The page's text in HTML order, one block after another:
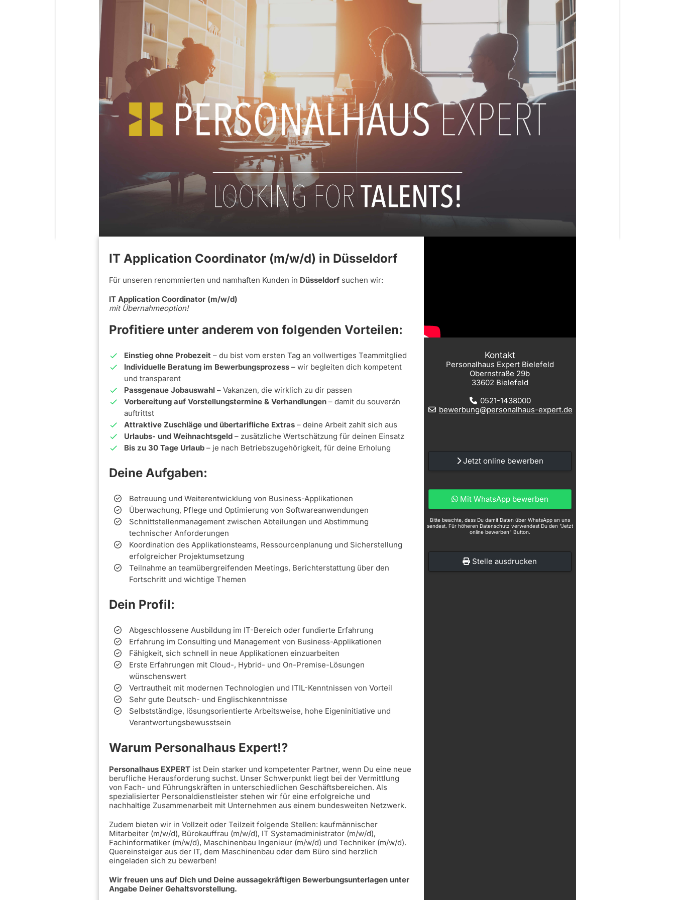
IT Application Coordinator (m/w/d) in Düsseldorf
Für unseren renommierten und namhaften Kunden in Düsseldorf suchen wir:
IT Application Coordinator (m/w/d)
mit Übernahmeoption!
Profitiere unter anderem von folgenden Vorteilen:
Einstieg ohne Probezeit – du bist vom ersten Tag an vollwertiges Teammitglied
Individuelle Beratung im Bewerbungsprozess – wir begleiten dich kompetent
und transparent
Passgenaue Jobauswahl – Vakanzen, die wirklich zu dir passen
Vorbereitung auf Vorstellungstermine & Verhandlungen – damit du souverän
auftrittst
Attraktive Zuschläge und übertarifliche Extras – deine Arbeit zahlt sich aus
Urlaubs- und Weihnachtsgeld – zusätzliche Wertschätzung für deinen Einsatz
Bis zu 30 Tage Urlaub – je nach Betriebszugehörigkeit, für deine Erholung
Deine Aufgaben:
Betreuung und Weiterentwicklung von Business-Applikationen
Überwachung, Pflege und Optimierung von Softwareanwendungen
Schnittstellenmanagement zwischen Abteilungen und Abstimmung
technischer Anforderungen
Koordination des Applikationsteams, Ressourcenplanung und Sicherstellung
erfolgreicher Projektumsetzung
Teilnahme an teamübergreifenden Meetings, Berichterstattung über den
Fortschritt und wichtige Themen
Dein Profil:
Abgeschlossene Ausbildung im IT-Bereich oder fundierte Erfahrung
Erfahrung im Consulting und Management von Business-Applikationen
Fähigkeit, sich schnell in neue Applikationen einzuarbeiten
Erste Erfahrungen mit Cloud-, Hybrid- und On-Premise-Lösungen
wünschenswert
Vertrautheit mit modernen Technologien und ITIL-Kenntnissen von Vorteil
Sehr gute Deutsch- und Englischkenntnisse
Selbstständige, lösungsorientierte Arbeitsweise, hohe Eigeninitiative und
Verantwortungsbewusstsein
Warum Personalhaus Expert!?
Personalhaus EXPERT ist Dein starker und kompetenter Partner, wenn Du eine neue
berufliche Herausforderung suchst. Unser Schwerpunkt liegt bei der Vermittlung
von Fach- und Führungskräften in unterschiedlichen Geschäftsbereichen. Als
spezialisierter Personaldienstleister stehen wir für eine erfolgreiche und
nachhaltige Zusammenarbeit mit Unternehmen aus einem bundesweiten Netzwerk.
Zudem bieten wir in Vollzeit oder Teilzeit folgende Stellen: kaufmännischer
Mitarbeiter (m/w/d), Bürokauffrau (m/w/d), IT Systemadministrator (m/w/d),
Fachinformatiker (m/w/d), Maschinenbau Ingenieur (m/w/d) und Techniker (m/w/d).
Quereinsteiger aus der IT, dem Maschinenbau oder dem Büro sind herzlich
eingeladen sich zu bewerben!
Wir freuen uns auf Dich und Deine aussagekräftigen Bewerbungsunterlagen unter
Angabe Deiner Gehaltsvorstellung.
Kontakt
Personalhaus Expert Bielefeld
Obernstraße 29b
33602 Bielefeld
0521-1438000
bewerbung@personalhaus-expert.de
Jetzt online bewerben
Mit WhatsApp bewerben
Bitte beachte, dass Du damit Daten über WhatsApp an uns
sendest. Für höheren Datenschutz verwendest Du den "Jetzt
online bewerben" Button.
Stelle ausdrucken